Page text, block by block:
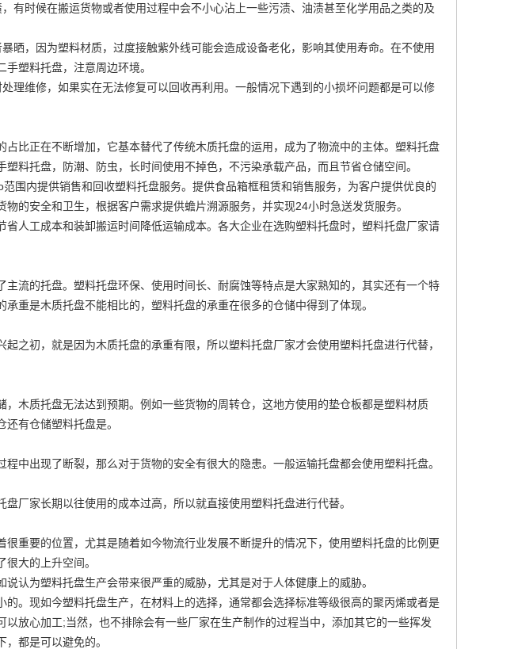
有时候在搬运货物或者使用过程中会不小心沾上一些污渍、油渍甚至化学用品之类的及
晒，因为塑料材质，过度接触紫外线可能会造成设备老化，影响其使用寿命。在不使用
手塑料托盘，注意周边环境。
理维修，如果实在无法修复可以回收再利用。一般情况下遇到的小损坏问题都是可以修
比正在不断增加，它基本替代了传统木质托盘的运用，成为了物流中的主体。塑料托盘
塑料托盘，防潮、防虫，长时间使用不掉色，不污染承载产品，而且节省仓储空间。
围内提供销售和回收塑料托盘服务。提供食品箱框租赁和销售服务，为客户提供优良的
的安全和卫生，根据客户需求提供蟾片溯源服务，并实现24小时急送发货服务。
人工成本和装卸搬运时间降低运输成本。各大企业在选购塑料托盘时，塑料托盘厂家请
流的托盘。塑料托盘环保、使用时间长、耐腐蚀等特点是大家熟知的，其实还有一个特
重是木质托盘不能相比的，塑料托盘的承重在很多的仓储中得到了体现。
之初，就是因为木质托盘的承重有限，所以塑料托盘厂家才会使用塑料托盘进行代替，
木质托盘无法达到预期。例如一些货物的周转仓，这地方使用的垫仓板都是塑料材质
有仓储塑料托盘是。
中出现了断裂，那么对于货物的安全有很大的隐患。一般运输托盘都会使用塑料托盘。
厂家长期以往使用的成本过高，所以就直接使用塑料托盘进行代替。
重要的位置，尤其是随着如今物流行业发展不断提升的情况下，使用塑料托盘的比例更
大的上升空间。
认为塑料托盘生产会带来很严重的威胁，尤其是对于人体健康上的威胁。
。现如今塑料托盘生产，在材料上的选择，通常都会选择标准等级很高的聚丙烯或者是
放心加工;当然，也不排除会有一些厂家在生产制作的过程当中，添加其它的一些挥发
都是可以避免的。